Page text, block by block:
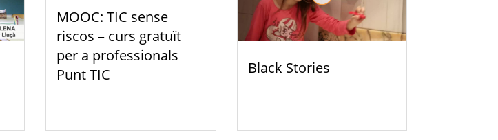
MOOC: TIC sense
riscos – curs gratuït
per a professionals
Punt TIC
Black Stories